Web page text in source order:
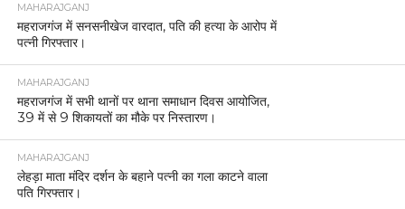
MAHARAJGANJ
महराजगंज में सनसनीखेज वारदात, पति की हत्या के आरोप में
पत्नी गिरफ्तार।
MAHARAJGANJ
महराजगंज में सभी थानों पर थाना समाधान दिवस आयोजित,
39 में से 9 शिकायतों का मौके पर निस्तारण।
MAHARAJGANJ
लेहड़ा माता मंदिर दर्शन के बहाने पत्नी का गला काटने वाला
पति गिरफ्तार।